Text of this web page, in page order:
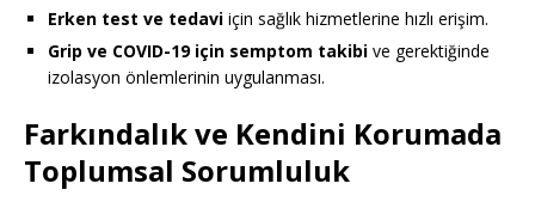
Erken test ve tedavi için sağlık hizmetlerine hızlı erişim.
Grip ve COVID-19 için semptom takibi ve gerektiğinde
izolasyon önlemlerinin uygulanması.
Farkındalık ve Kendini Korumada
Toplumsal Sorumluluk